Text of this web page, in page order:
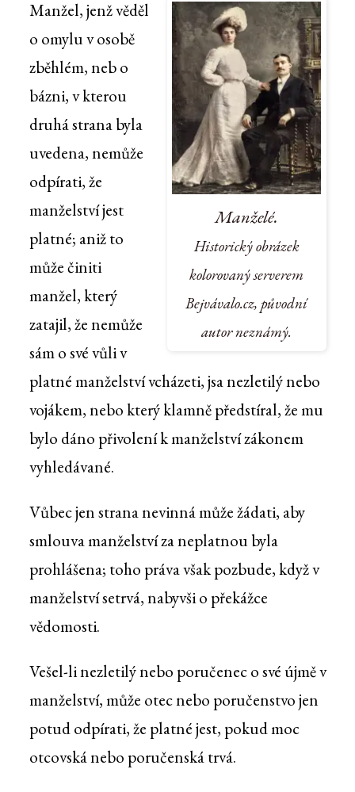
Manželé.
Historický obrázek
kolorovaný serverem
Bejvávalo.cz, původní
autor neznámý.
Manžel, jenž věděl
o omylu v osobě
zběhlém, neb o
bázni, v kterou
druhá strana byla
uvedena, nemůže
odpírati, že
manželství jest
platné; aniž to
může činiti
manžel, který
zatajil, že nemůže
sám o své vůli v
platné manželství vcházeti, jsa nezletilý nebo
vojákem, nebo který klamně předstíral, že mu
bylo dáno přivolení k manželství zákonem
vyhledávané.
Vůbec jen strana nevinná může žádati, aby
smlouva manželství za neplatnou byla
prohlášena; toho práva však pozbude, když v
manželství setrvá, nabyvši o překážce
vědomosti.
Vešel-li nezletilý nebo poručenec o své újmě v
manželství, může otec nebo poručenstvo jen
potud odpírati, že platné jest, pokud moc
otcovská nebo poručenská trvá.